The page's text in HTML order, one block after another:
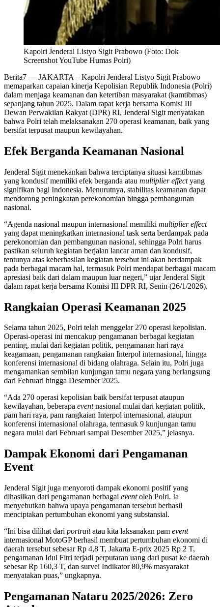
Kapolri Jenderal Listyo Sigit Prabowo (Foto: Dok
Screenshot YouTube Humas Polri)
Berita7 — JAKARTA – Kapolri Jenderal Listyo Sigit Prabowo
memaparkan capaian kinerja Kepolisian Republik Indonesia (Polri)
dalam menjaga keamanan dan ketertiban masyarakat (kamtibmas)
sepanjang tahun 2025. Dalam rapat kerja bersama Komisi III
Dewan Perwakilan Rakyat (DPR) RI, Jenderal Sigit menyatakan
bahwa Polri telah melaksanakan 270 operasi keamanan, baik yang
bersifat terpusat maupun kewilayahan.
Efek Berganda Keamanan Nasional
Jenderal Sigit menekankan bahwa terciptanya situasi kamtibmas
yang kondusif memiliki efek berganda atau multiplier effectyang
signifikan bagi Indonesia. Menurutnya, stabilitas keamanan dapat
mendorong peningkatan perekonomian hingga pembangunan
nasional.
“Agenda nasional maupun internasional memiliki multiplier effect
yang dapat meningkatkan internasional task serta berdampak pada
perekonomian dan pembangunan nasional, sehingga Polri harus
pastikan seluruh kegiatan berjalan lancar aman dan kondusif,
tentunya atas keberhasilan kegiatan tersebut ini akan berdampak
pada berbagai macam hal, termasuk Polri mendapat berbagai macam
apresiasi baik dari dalam maupun luar negeri,” ujar Jenderal Sigit
dalam rapat kerja bersama Komisi III DPR RI, Senin (26/1/2026).
Rangkaian Operasi Keamanan 2025
Selama tahun 2025, Polri telah menggelar 270 operasi kepolisian.
Operasi-operasi ini mencakup pengamanan berbagai kegiatan
penting, mulai dari kegiatan politik, pengamanan hari raya
keagamaan, pengamanan rangkaian Interpol internasional, hingga
konferensi internasional di bidang olahraga. Selain itu, Polri juga
mengamankan sembilan kunjungan tamu negara yang berlangsung
dari Februari hingga Desember 2025.
“Ada 270 operasi kepolisian baik bersifat terpusat ataupun
kewilayahan, beberapa eventnasional mulai dari kegiatan politik,
pam hari raya, pam rangkaian Interpol internasional, ataupun
konferensi internasional olahraga, termasuk 9 kunjungan tamu
negara mulai dari Februari sampai Desember 2025,” jelasnya.
Dampak Ekonomi dari Pengamanan
Event
Jenderal Sigit juga menyoroti dampak ekonomi positif yang
dihasilkan dari pengamanan berbagai eventoleh Polri. Ia
menyebutkan bahwa upaya pengamanan tersebut berhasil
menciptakan pertumbuhan ekonomi yang substansial.
“Ini bisa dilihat dari portraitatau kita laksanakan pam event
internasional MotoGP berhasil membuat pertumbuhan ekonomi di
daerah tersebut sebesar Rp 4,8 T, Jakarta E-prix 2025 Rp 2 T,
pengamanan Idul Fitri terjadi perputaran uang dari pusat ke daerah
sebesar Rp 160,3 T, dan survei Indikator 80,9% masyarakat
menyatakan puas,” ungkapnya.
Pengamanan Nataru 2025/2026: Zero